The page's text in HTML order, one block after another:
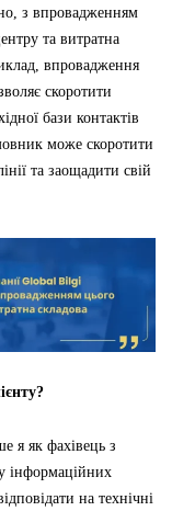
з впровадженням
та витратна
впровадження
скоротити
бази контактів
може скоротити
та заощадити свій
я як фахівець з
інформаційних
на технічні